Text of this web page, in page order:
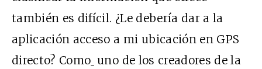
también es difícil. ¿Le debería dar a la
aplicación acceso a mi ubicación en GPS
directo? Como uno de los creadores de la